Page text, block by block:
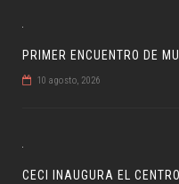
PRIMER ENCUENTRO DE
10 agosto, 2026
CECI INAUGURA EL